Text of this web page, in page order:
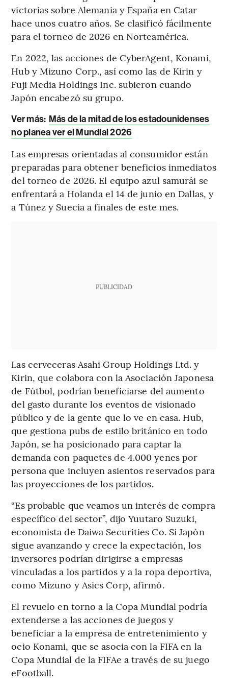
victorias sobre Alemania y España en Catar
hace unos cuatro años. Se clasificó fácilmente
para el torneo de 2026 en Norteamérica.
En 2022, las acciones de CyberAgent, Konami,
Hub y Mizuno Corp., así como las de Kirin y
Fuji Media Holdings Inc. subieron cuando
Japón encabezó su grupo.
Ver más: Más de la mitad de los estadounidenses
no planea ver el Mundial 2026
Las empresas orientadas al consumidor están
preparadas para obtener beneficios inmediatos
del torneo de 2026. El equipo azul samurái se
enfrentará a Holanda el 14 de junio en Dallas, y
a Túnez y Suecia a finales de este mes.
PUBLICIDAD
Las cerveceras Asahi Group Holdings Ltd. y
Kirin, que colabora con la Asociación Japonesa
de Fútbol, podrían beneficiarse del aumento
del gasto durante los eventos de visionado
público y de la gente que lo ve en casa. Hub,
que gestiona pubs de estilo británico en todo
Japón, se ha posicionado para captar la
demanda con paquetes de 4.000 yenes por
persona que incluyen asientos reservados para
las proyecciones de los partidos.
“Es probable que veamos un interés de compra
específico del sector”, dijo Yuutaro Suzuki,
economista de Daiwa Securities Co. Si Japón
sigue avanzando y crece la expectación, los
inversores podrían dirigirse a empresas
vinculadas a los partidos y a la ropa deportiva,
como Mizuno y Asics Corp, afirmó.
El revuelo en torno a la Copa Mundial podría
extenderse a las acciones de juegos y
beneficiar a la empresa de entretenimiento y
ocio Konami, que se asocia con la FIFA en la
Copa Mundial de la FIFAe a través de su juego
eFootball.